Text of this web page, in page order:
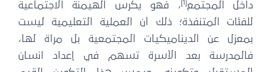
داخل المجتمع
، فهو يكرس الهيمنة الاجتماعية
للفئات المتنفذة؛ ذلك أن العملية التعليمية ليست
بمعزل عن الديناميكيات المجتمعية بل مرآة لها،
فالمدرسة بعد الأسرة تسهم في إعداد انسان